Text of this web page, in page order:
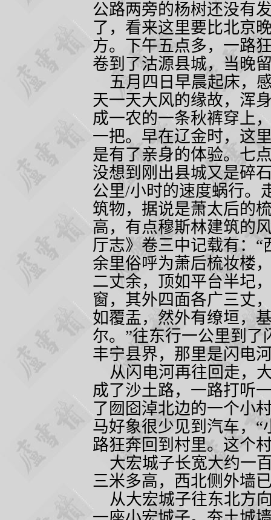
公路两旁的杨树还没有
了，看来这里要比北京
方。下午五点多，一路
卷到了沽源县城，当晚
五月四日早晨起床，
天一天大风的缘故，浑
成一农的一条秋裤穿上
一把。 早在辽金时，这
是有了亲身的体验。七
没想到刚出县城又是碎
公里/小时的速度蜗行。
筑物，据说是萧太后的
高，有点穆斯林建筑的
厅志》卷三中记载有：
余里俗呼为萧后梳妆楼
二丈余，顶如平台半圮
窗，其外四面各广三丈
如覆盂，然外有缭垣，
尔。”往东行一公里到
丰宁县界，那里是闪电
从闪电河再往回走，
成了沙土路，一路打听
了囫囵淖北边的一个小
马好象很少见到汽车，
路狂奔回到村里。这个
大宏城子长宽大约一
三米多高，西北侧外墙
从大宏城子往东北方